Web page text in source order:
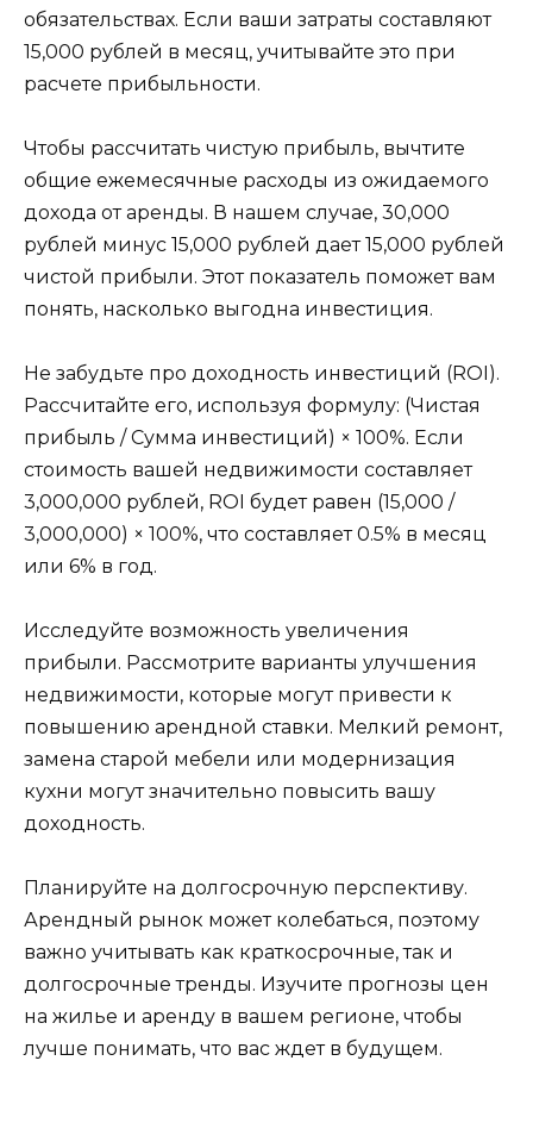
обязательствах. Если ваши затраты составляют
15,000 рублей в месяц, учитывайте это при
расчете прибыльности.
Чтобы рассчитать чистую прибыль, вычтите
общие ежемесячные расходы из ожидаемого
дохода от аренды. В нашем случае, 30,000
рублей минус 15,000 рублей дает 15,000 рублей
чистой прибыли. Этот показатель поможет вам
понять, насколько выгодна инвестиция.
Не забудьте про доходность инвестиций (ROI).
Рассчитайте его, используя формулу: (Чистая
прибыль / Сумма инвестиций) × 100%. Если
стоимость вашей недвижимости составляет
3,000,000 рублей, ROI будет равен (15,000 /
3,000,000) × 100%, что составляет 0.5% в месяц
или 6% в год.
Исследуйте возможность увеличения
прибыли. Рассмотрите варианты улучшения
недвижимости, которые могут привести к
повышению арендной ставки. Мелкий ремонт,
замена старой мебели или модернизация
кухни могут значительно повысить вашу
доходность.
Планируйте на долгосрочную перспективу.
Арендный рынок может колебаться, поэтому
важно учитывать как краткосрочные, так и
долгосрочные тренды. Изучите прогнозы цен
на жилье и аренду в вашем регионе, чтобы
лучше понимать, что вас ждет в будущем.